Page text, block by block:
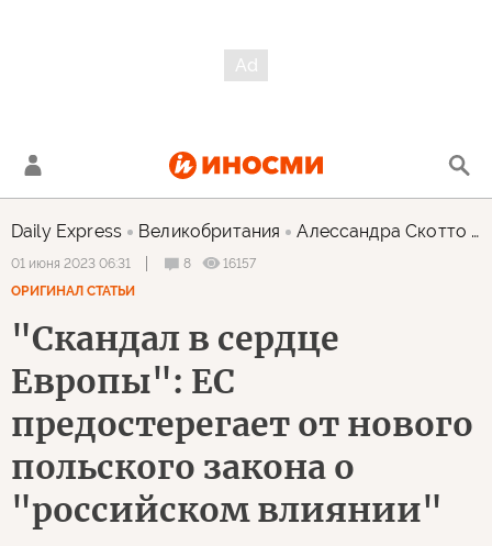
Daily Express Великобритания Алессандра Скотто ди Сантоло
01 июня 2023 06:31 8
16157
ОРИГИНАЛ СТАТЬИ
"Скандал в сердце
Европы": ЕС
предостерегает от нового
польского закона о
"российском влиянии"